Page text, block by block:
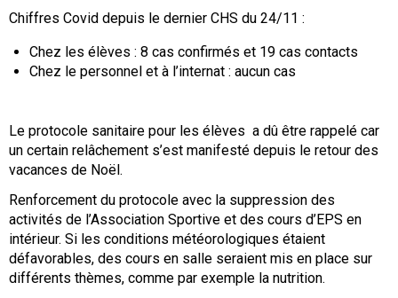
Chiffres Covid depuis le dernier CHS du 24/11 :
Chez les élèves : 8 cas confirmés et 19 cas contacts
Chez le personnel et à l’internat : aucun cas
Le protocole sanitaire pour les élèves a dû être rappelé car
un certain relâchement s’est manifesté depuis le retour des
vacances de Noël.
Renforcement du protocole avec la suppression des
activités de l’Association Sportive et des cours d’EPS en
intérieur. Si les conditions météorologiques étaient
défavorables, des cours en salle seraient mis en place sur
différents thèmes, comme par exemple la nutrition.